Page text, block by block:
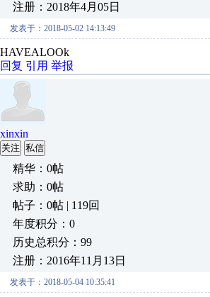
注册：2018年4月05日
发表于：2018-05-02 14:13:49
HAVEALOOk
回复 引用 举报
xinxin
关注 私信
精华：0帖
求助：0帖
帖子：0帖 | 119回
年度积分：0
历史总积分：99
注册：2016年11月13日
发表于：2018-05-04 10:35:41